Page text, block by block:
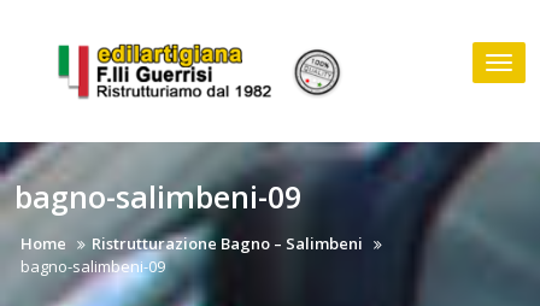
content
bagno-salimbeni-09
Home
Ristrutturazione Bagno – Salimbeni
bagno-salimbeni-09